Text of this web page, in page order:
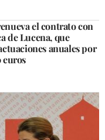
el contrato con
de Lucena, que
anuales por
euros